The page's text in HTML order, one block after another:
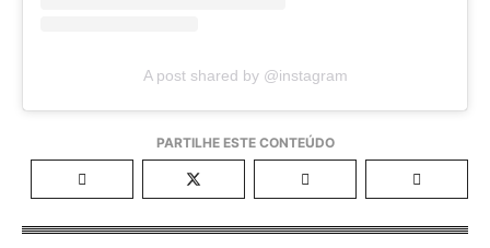
A post shared by @instagram